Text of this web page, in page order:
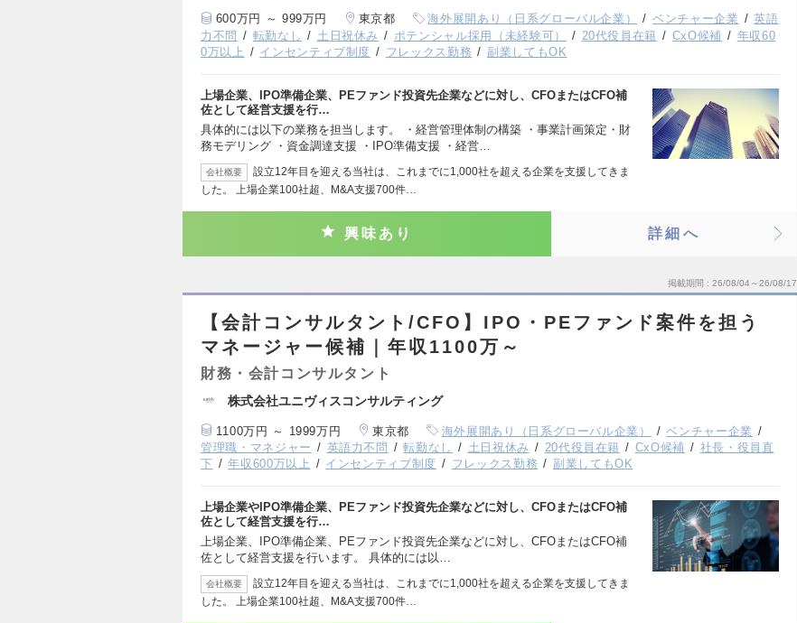
600万円 ～ 999万円 東京都 海外展開あり（日系グローバル企業） ベンチャー企業
英語
力不問
転勤なし 土日祝休み ポテンシャル採用（未経験可） 20代役員在籍 CxO候補
年収60
0万以上
インセンティブ制度 フレックス勤務 副業してもOK
上場企業、IPO準備企業、PEファンド投資先企業などに対し、CFOまたはCFO補
佐として経営支援を行…
具体的には以下の業務を担当します。 ・経営管理体制の構築 ・事業計画策定・財
務モデリング ・資金調達支援 ・IPO準備支援 ・経営…
会社概要
設立12年目を迎える当社は、これまでに1,000社を超える企業を支援してきま
した。 上場企業100社超、M&A支援700件…
興味あり 詳細へ
掲載期間 26/08/04～26/08/17
【会計コンサルタント/CFO】IPO・PEファンド案件を担う
マネージャー候補｜年収1100万～
財務・会計コンサルタント
株式会社ユニヴィスコンサルティング
1100万円 ～ 1999万円 東京都 海外展開あり（日系グローバル企業）
ベンチャー企業
管理職・マネジャー
英語力不問 転勤なし 土日祝休み 20代役員在籍 CxO候補
社長・役員直
下
年収600万以上 インセンティブ制度 フレックス勤務 副業してもOK
上場企業やIPO準備企業、PEファンド投資先企業などに対し、CFOまたはCFO補
佐として経営支援を行…
上場企業、IPO準備企業、PEファンド投資先企業などに対し、CFOまたはCFO補
佐として経営支援を行います。 具体的には以…
会社概要
設立12年目を迎える当社は、これまでに1,000社を超える企業を支援してきま
した。 上場企業100社超、M&A支援700件…